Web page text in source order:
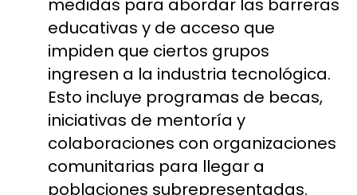
medidas para abordar las barreras
educativas y de acceso que
impiden que ciertos grupos
ingresen a la industria tecnológica.
Esto incluye programas de becas,
iniciativas de mentoría y
colaboraciones con organizaciones
comunitarias para llegar a
poblaciones subrepresentadas.